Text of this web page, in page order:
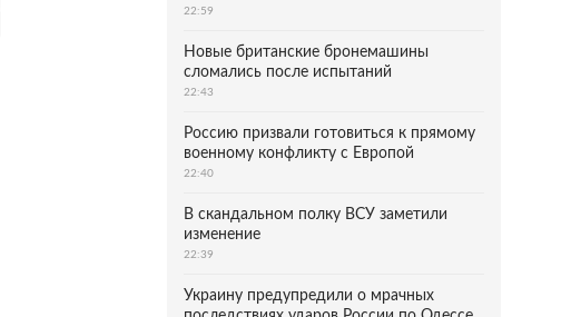
22:59
Новые британские бронемашины
сломались после испытаний
22:43
Россию призвали готовиться к прямому
военному конфликту с Европой
22:40
В скандальном полку ВСУ заметили
изменение
22:39
Украину предупредили о мрачных